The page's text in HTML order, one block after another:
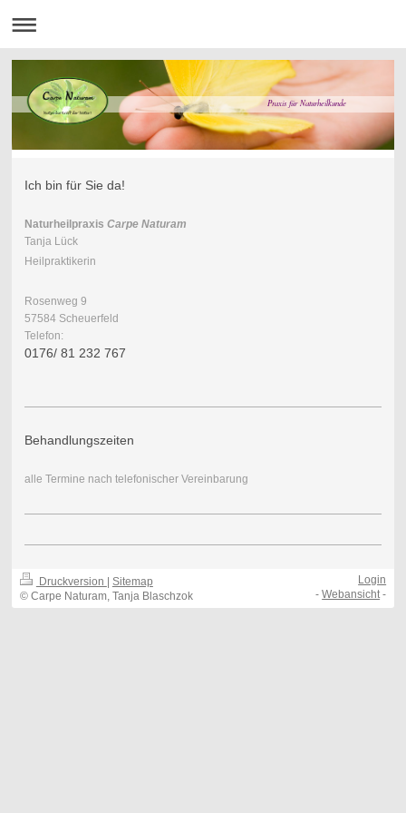
Praxis für Naturheilkunde
Ich bin für Sie da!
Naturheilpraxis Carpe Naturam
Tanja Lück
Heilpraktikerin
Rosenweg 9
57584 Scheuerfeld
Telefon:
0176/ 81 232 767
Behandlungszeiten
alle Termine nach telefonischer Vereinbarung
Druckversion
Sitemap
© Carpe Naturam, Tanja Blaschzok
Login
-Webansicht-